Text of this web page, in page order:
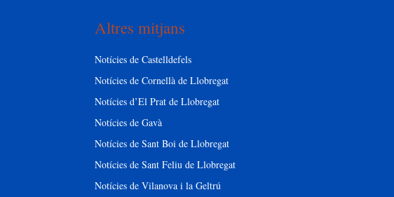
Altres mitjans
Notícies de Castelldefels
Notícies de Cornellà de Llobregat
Notícies d’El Prat de Llobregat
Notícies de Gavà
Notícies de Sant Boi de Llobregat
Notícies de Sant Feliu de Llobregat
Notícies de Vilanova i la Geltrú